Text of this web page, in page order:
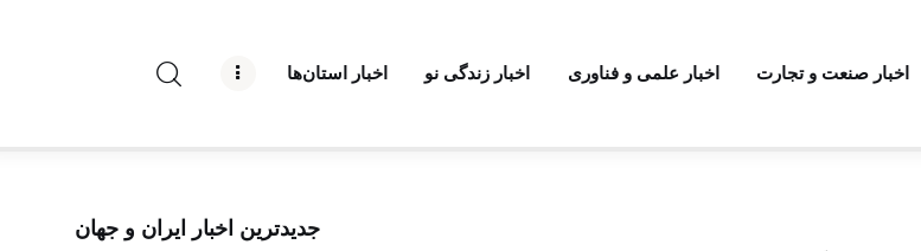
اخبار صنعت و تجارت اخبار علمی و فناوری اخبار زندگی نو اخبار استان‌ها
درباره راه‌ نو نیوز
جدیدترین اخبار ایران و جهان